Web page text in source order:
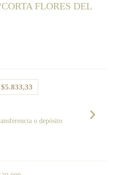
FLORES DEL
$5.833,33
o depósito